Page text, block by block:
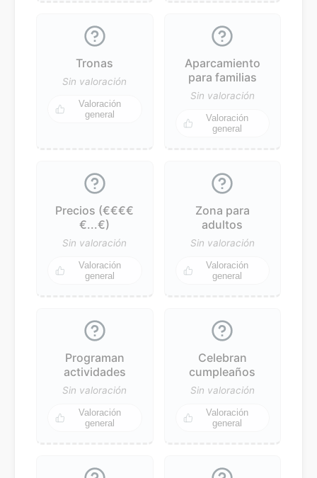
Tronas
Sin valoración
Valoración
general
Aparcamiento
para familias
Sin valoración
Valoración
general
Precios (€€€€
€...€)
Sin valoración
Valoración
general
Zona para
adultos
Sin valoración
Valoración
general
Programan
actividades
Sin valoración
Valoración
general
Celebran
cumpleaños
Sin valoración
Valoración
general